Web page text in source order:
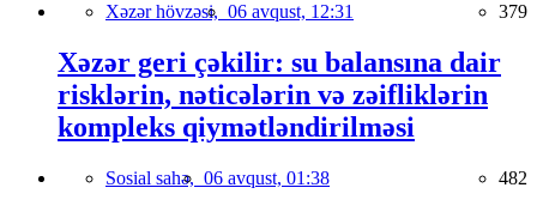
Xəzər hövzəsi, 06 avqust, 12:31 379
Xəzər geri çəkilir: su balansına dair
risklərin, nəticələrin və zəifliklərin
kompleks qiymətləndirilməsi
Sosial sahə, 06 avqust, 01:38 482